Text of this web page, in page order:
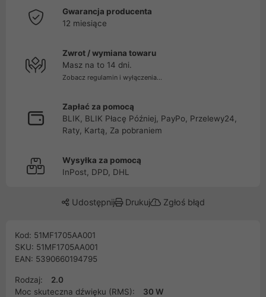
Gwarancja producenta
12 miesiące
Zwrot / wymiana towaru
Masz na to 14 dni.
Zobacz regulamin i wyłączenia...
Zapłać za pomocą
BLIK, BLIK Płacę Później, PayPo, Przelewy24,
Raty, Kartą, Za pobraniem
Wysyłka za pomocą
InPost, DPD, DHL
Udostępnij Drukuj Zgłoś błąd
Kod: 51MF1705AA001
SKU: 51MF1705AA001
EAN: 5390660194795
Rodzaj:
2.0
Moc skuteczna dźwięku (RMS):
30 W